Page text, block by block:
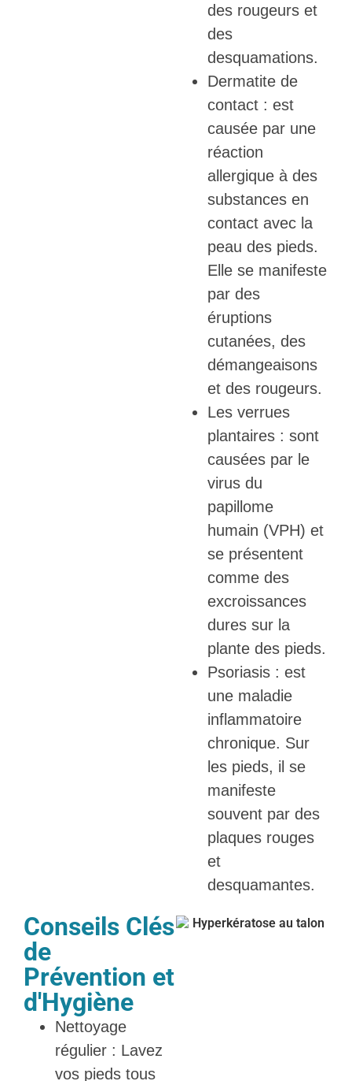
des rougeurs et
des
desquamations.
Dermatite de
contact : est
causée par une
réaction
allergique à des
substances en
contact avec la
peau des pieds.
Elle se manifeste
par des
éruptions
cutanées, des
démangeaisons
et des rougeurs.
Les verrues
plantaires : sont
causées par le
virus du
papillome
humain (VPH) et
se présentent
comme des
excroissances
dures sur la
plante des pieds.
Psoriasis : est
une maladie
inflammatoire
chronique. Sur
les pieds, il se
manifeste
souvent par des
plaques rouges
et
desquamantes.
Conseils Clés
de
Prévention et
d'Hygiène
Nettoyage
régulier : Lavez
vos pieds tous